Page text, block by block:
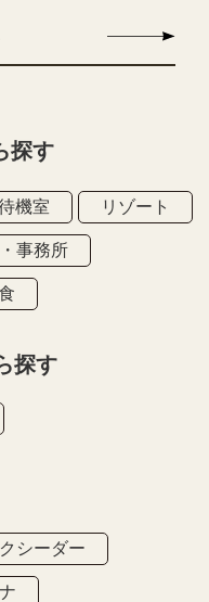
探す
機室 リゾート
事務所
探す
シーダー